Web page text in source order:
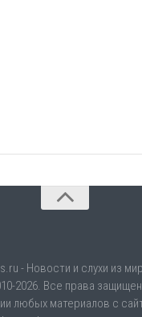
- Новости и слухи из
2026. Все права
любых материалов с